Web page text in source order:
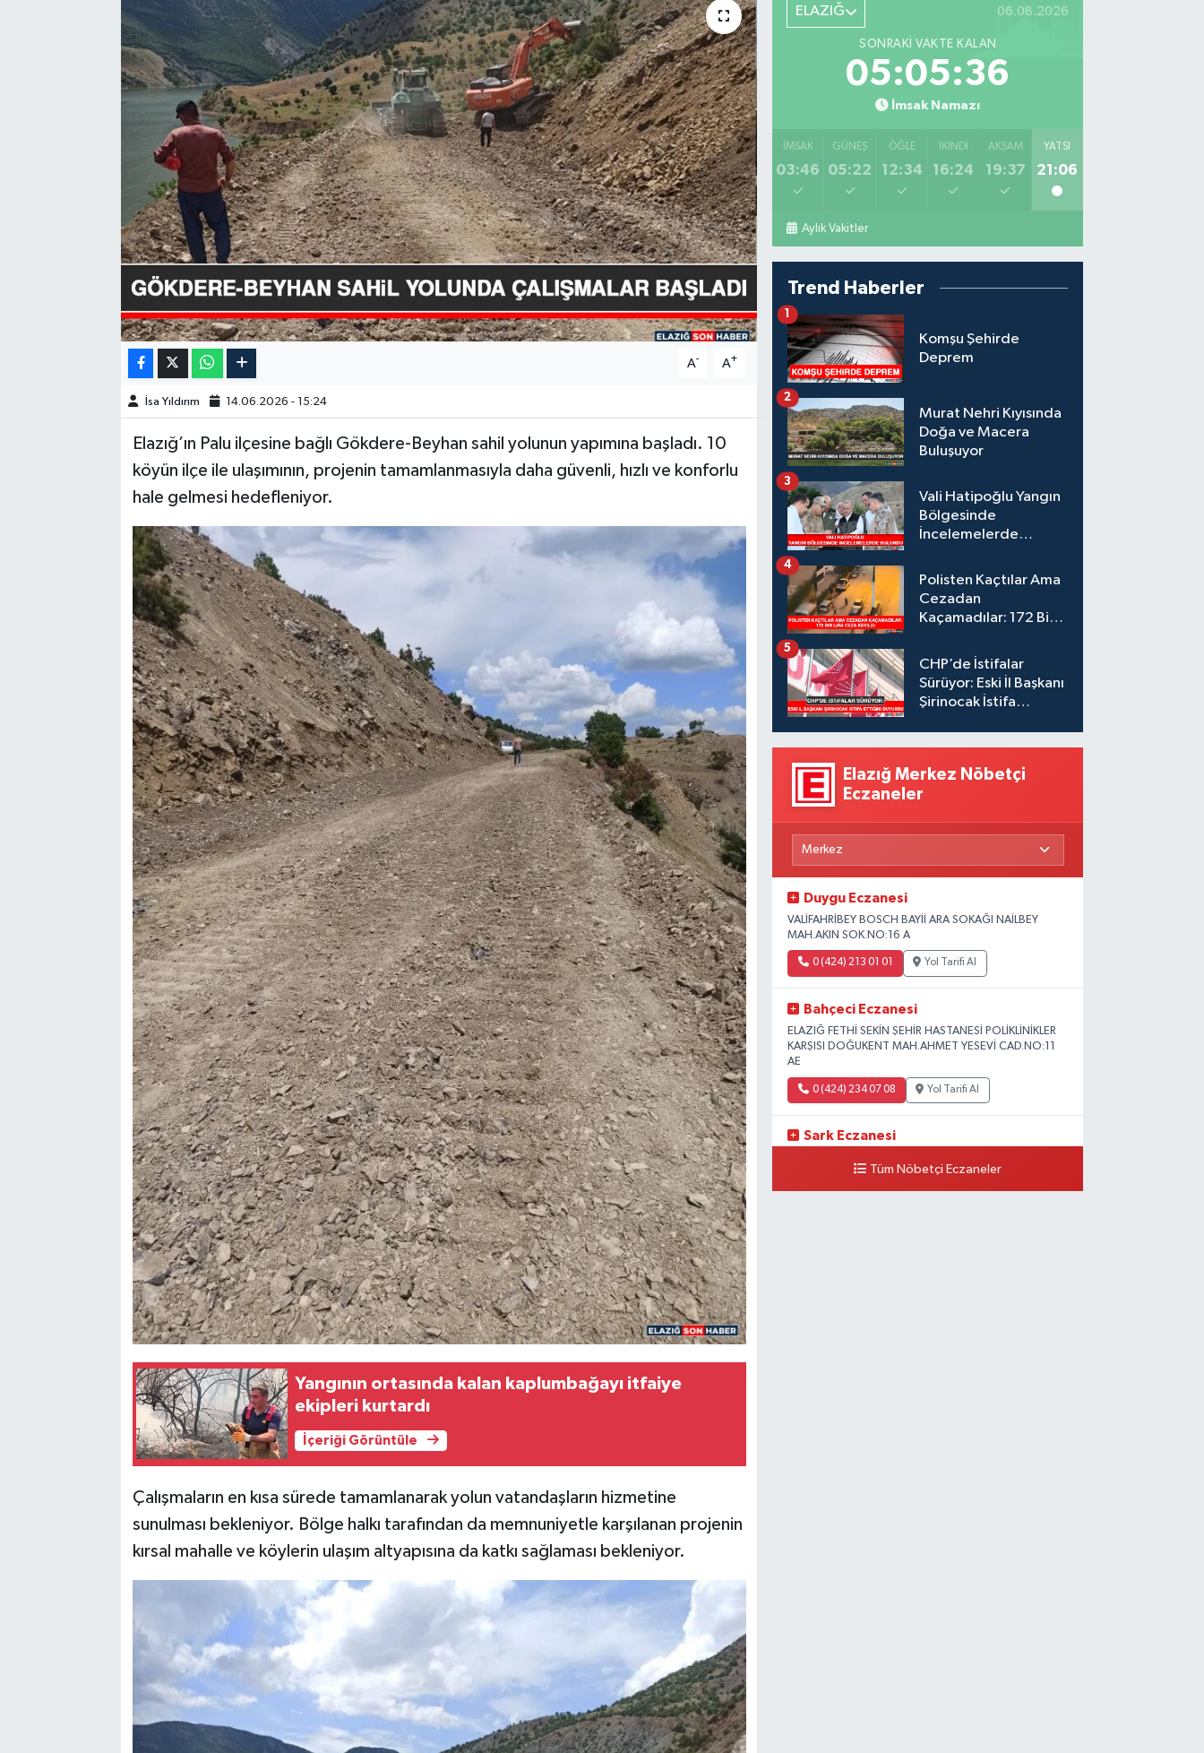
A- A+
İsa Yıldırım 14.06.2026 - 15:24
Elazığ’ın Palu ilçesine bağlı Gökdere-Beyhan sahil yolunun yapımına başladı. 10
köyün ilçe ile ulaşımının, projenin tamamlanmasıyla daha güvenli, hızlı ve konforlu
hale gelmesi hedefleniyor.
Yangının ortasında kalan kaplumbağayı itfaiye
ekipleri kurtardı
İçeriği Görüntüle
Çalışmaların en kısa sürede tamamlanarak yolun vatandaşların hizmetine
sunulması bekleniyor. Bölge halkı tarafından da memnuniyetle karşılanan projenin
kırsal mahalle ve köylerin ulaşım altyapısına da katkı sağlaması bekleniyor.
ELAZIĞ 06.08.2026
SONRAKI VAKTE KALAN
05:05:34
İmsak Namazı
İMSAK
03:46
GÜNEŞ
05:22
ÖĞLE
12:34
İKINDI
16:24
AKŞAM
19:37
YATSI
21:06
Aylık Vakitler
Trend Haberler
Komşu Şehirde
Deprem
1
Murat Nehri Kıyısında
Doğa ve Macera
Buluşuyor
2
Vali Hatipoğlu Yangın
Bölgesinde
İncelemelerde
3
Polisten Kaçtılar Ama
Cezadan
Kaçamadılar: 172 Bin
4
CHP’de İstifalar
Sürüyor: Eski İl Başkanı
Şirinocak İstifa
5
Elazığ Merkez Nöbetçi
Eczaneler
Duygu Eczanesi
VALİFAHRİBEY BOSCH BAYİİ ARA SOKAĞI NAİLBEY
MAH.AKIN SOK.NO:16 A
0 (424) 213 01 01 Yol Tarifi Al
Bahçeci Eczanesi
ELAZIĞ FETHİ SEKİN ŞEHİR HASTANESİ POLİKLİNİKLER
KARŞISI DOĞUKENT MAH.AHMET YESEVİ CAD.NO:11
AE
0 (424) 234 07 08 Yol Tarifi Al
Sark Eczanesi
Tüm Nöbetçi Eczaneler
HABERDE İNSAN
ÖZEL HABER